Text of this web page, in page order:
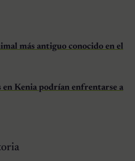
más antiguo conocido en el
en Kenia podrían enfrentarse a